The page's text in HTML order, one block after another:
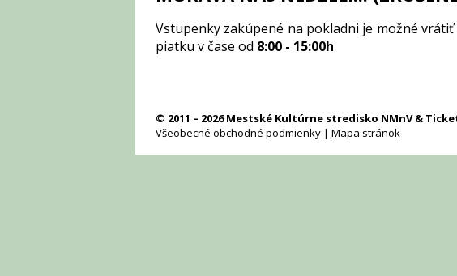
Vstupenky zakúpené na pokladni je možné
piatku v čase od 8:00 - 15:00h
© 2011 – 2026 Mestské Kultúrne stredisko NMnV &
Všeobecné obchodné podmienky | Mapa stránok